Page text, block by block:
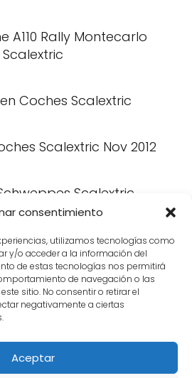
consentimiento
utilizamos tecnologías como
y/o acceder a la información del
de estas tecnologías nos permitirá
de navegación o las
sitio. No consentir o retirar el
negativamente a ciertas
Aceptar
A110 Rally Montecarlo
Scalextric
Coches Scalextric
Scalextric Nov 2012
Scalextric
1 2 »
Scalextric